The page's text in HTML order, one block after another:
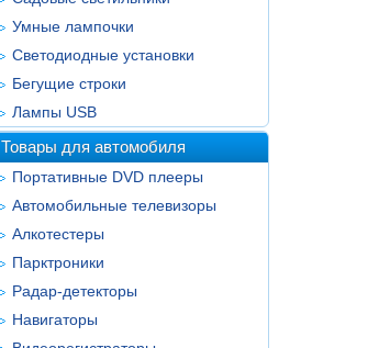
Умные лампочки
Светодиодные установки
Бегущие строки
Лампы USB
Товары для автомобиля
Портативные DVD плееры
Автомобильные телевизоры
Алкотестеры
Парктроники
Радар-детекторы
Навигаторы